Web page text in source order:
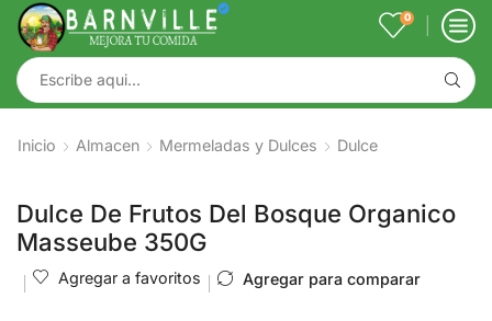
0
Inicio Almacen Mermeladas y Dulces Dulce
Dulce De Frutos Del Bosque Organico
Masseube 350G
Agregar a favoritos Agregar para comparar